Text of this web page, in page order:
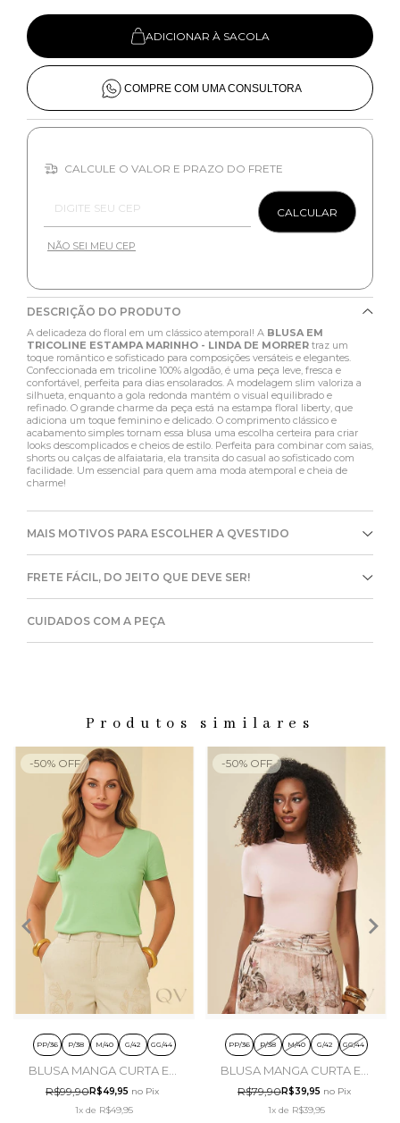
ADICIONAR À SACOLA
COMPRE COM UMA CONSULTORA
CALCULE O VALOR E PRAZO DO FRETE
CALCULAR
NÃO SEI MEU CEP
DESCRIÇÃO DO PRODUTO
A delicadeza do floral em um clássico atemporal! A BLUSA EM
TRICOLINE ESTAMPA MARINHO - LINDA DE MORRER traz um
toque romântico e sofisticado para composições versáteis e elegantes.
Confeccionada em tricoline 100% algodão, é uma peça leve, fresca e
confortável, perfeita para dias ensolarados. A modelagem slim valoriza a
silhueta, enquanto a gola redonda mantém o visual equilibrado e
refinado. O grande charme da peça está na estampa floral liberty, que
adiciona um toque feminino e delicado. O comprimento clássico e
acabamento simples tornam essa blusa uma escolha certeira para criar
looks descomplicados e cheios de estilo. Perfeita para combinar com saias,
shorts ou calças de alfaiataria, ela transita do casual ao sofisticado com
facilidade. Um essencial para quem ama moda atemporal e cheia de
charme!
MAIS MOTIVOS PARA ESCOLHER A QVESTIDO
FRETE FÁCIL, DO JEITO QUE DEVE SER!
CUIDADOS COM A PEÇA
Produtos similares
PP/36 P/38 M/40 G/42 GG/44
BLUSA MANGA CURTA EM
MALHA TRICOT FLAMÊ LIMA
DOCE - DOCE TRAMA
R$99,90R$49,95 no Pix
1x de R$49,95
-50% OFF
PP/36 P/38 M/40 G/42 GG/44
BLUSA MANGA CURTA EM
MALHA DE ALGODÃO
ROSA PÓ - DOCE TRAMA
R$79,90R$39,95 no Pix
1xde R$39,95
-50% OFF